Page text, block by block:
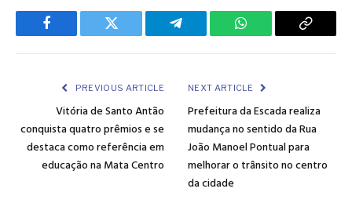
Facebook Twitter Telegram WhatsApp Copy
PREVIOUS ARTICLE
Vitória de Santo Antão
conquista quatro prêmios e se
destaca como referência em
educação na Mata Centro
NEXT ARTICLE
Prefeitura da Escada realiza
mudança no sentido da Rua
João Manoel Pontual para
melhorar o trânsito no centro
da cidade